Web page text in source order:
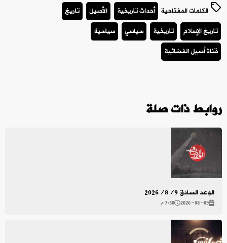
الكلمات المفتاحية أحداث تاريخية الأصيل
تاريخ
تاريخ الإسلام
تاريخية سياسي
سياسية
قناة أصيل الفضائية
روابط ذات صلة
الوعد الصادق 2026/8/9
2026-08-09 7:30 م